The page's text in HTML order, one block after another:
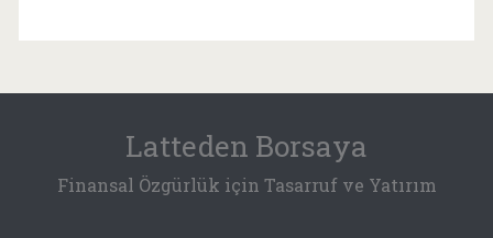
Latteden Borsaya
Finansal Özgürlük için Tasarruf ve Yatırım